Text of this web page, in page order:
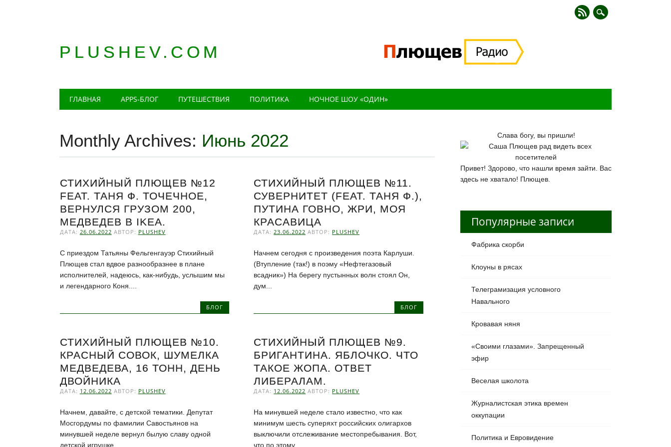
PLUSHEV.COM
Главное меню
ГЛАВНАЯ APPS-БЛОГ ПУТЕШЕСТВИЯ ПОЛИТИКА НОЧНОЕ ШОУ «ОДИН»
Monthly Archives: Июнь 2022
СТИХИЙНЫЙ ПЛЮЩЕВ №12
FEAT. ТАНЯ Ф. ТОЧЕЧНОЕ,
ВЕРНУЛСЯ ГРУЗОМ 200,
МЕДВЕДЕВ В IKEA.
ДАТА: 26.06.2022 АВТОР: PLUSHEV
С приездом Татьяны Фельгенгауэр Стихийный
Плющев стал вдвое разнообразнее в плане
исполнителей, надеюсь, как-нибудь, услышим мы
и легендарного Коня....
БЛОГ
СТИХИЙНЫЙ ПЛЮЩЕВ №11.
СУВЕРНИТЕТ (FEAT. ТАНЯ Ф.),
ПУТИНА ГОВНО, ЖРИ, МОЯ
КРАСАВИЦА
ДАТА:23.06.2022 АВТОР: PLUSHEV
Начнем сегодня с произведения поэта Карлуши.
(Втупление (так!) в поэму «Нефтегазовый
всадник») На берегу пустынных волн стоял Он,
дум...
БЛОГ
СТИХИЙНЫЙ ПЛЮЩЕВ №10.
КРАСНЫЙ СОВОК, ШУМЕЛКА
МЕДВЕДЕВА, 16 ТОНН, ДЕНЬ
ДВОЙНИКА
ДАТА: 12.06.2022 АВТОР: PLUSHEV
Начнем, давайте, с детской тематики. Депутат
Мосгордумы по фамилии Савостьянов на
минувшей неделе вернул былую славу одной
детской игрушке....
СТИХИЙНЫЙ ПЛЮЩЕВ №9.
БРИГАНТИНА. ЯБЛОЧКО. ЧТО
ТАКОЕ ЖОПА. ОТВЕТ
ЛИБЕРАЛАМ.
ДАТА: 12.06.2022 АВТОР: PLUSHEV
На минувшей неделе стало известно, что как
минимум шесть суперяхт российских олигархов
выключили отслеживание местопребывания. Вот,
что по этому...
Слава богу, вы пришли!
Привет! Здорово, что нашли время зайти. Вас
здесь не хватало! Плющев.
Популярные записи
Фабрика скорби
Клоуны в рясах
Телеграмизация условного
Навального
Кровавая няня
«Своими глазами». Запрещенный
эфир
Веселая школота
Журналистская этика времен
оккупации
Политика и Евровидение